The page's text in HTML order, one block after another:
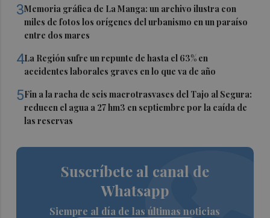
3Memoria gráfica de La Manga: un archivo ilustra con
miles de fotos los orígenes del urbanismo en un paraíso
entre dos mares
4La Región sufre un repunte de hasta el 63% en
accidentes laborales graves en lo que va de año
5Fin a la racha de seis macrotrasvases del Tajo al Segura:
reducen el agua a 27 hm3 en septiembre por la caída de
las reservas
Suscríbete al canal de
Whatsapp
Siempre al día de las últimas noticias